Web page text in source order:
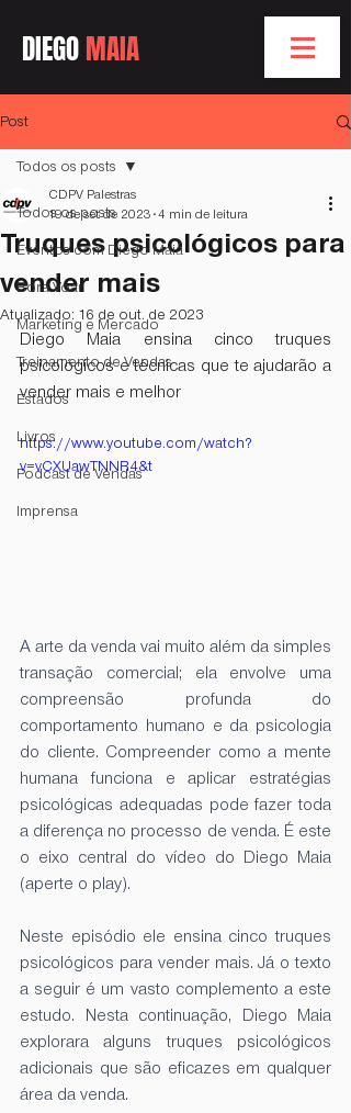
DIEGOMAIA
Post
Todos os posts
Eventos com Diego Maia
Bóra Voar
Marketing e Mercado
Treinamento de Vendas
Estados
Livros
Podcast de Vendas
Imprensa
Todos os posts
Truques psicológicos para
vender mais
CDPV Palestras
19 de set. de 2023 4 min de leitura
Atualizado: 16 de out. de 2023
Diego Maia ensina cinco truques
psicológicos e técnicas que te ajudarão a
vender mais e melhor
https://www.youtube.com/watch?
v=vCXUawTNNR4&t
A arte da venda vai muito além da simples
transação comercial; ela envolve uma
compreensão profunda do
comportamento humano e da psicologia
do cliente. Compreender como a mente
humana funciona e aplicar estratégias
psicológicas adequadas pode fazer toda
a diferença no processo de venda. É este
o eixo central do vídeo do Diego Maia
(aperte o play).
Neste episódio ele ensina cinco truques
psicológicos para vender mais. Já o texto
a seguir é um vasto complemento a este
estudo. Nesta continuação, Diego Maia
explorara alguns truques psicológicos
adicionais que são eficazes em qualquer
área da venda.